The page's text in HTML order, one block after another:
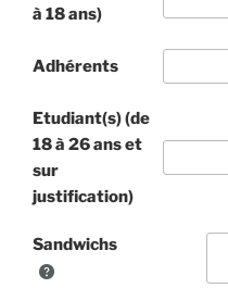
à 18 ans)
Adhérents
Etudiant(s) (de
18 à 26 ans et
sur
justification)
Sandwichs